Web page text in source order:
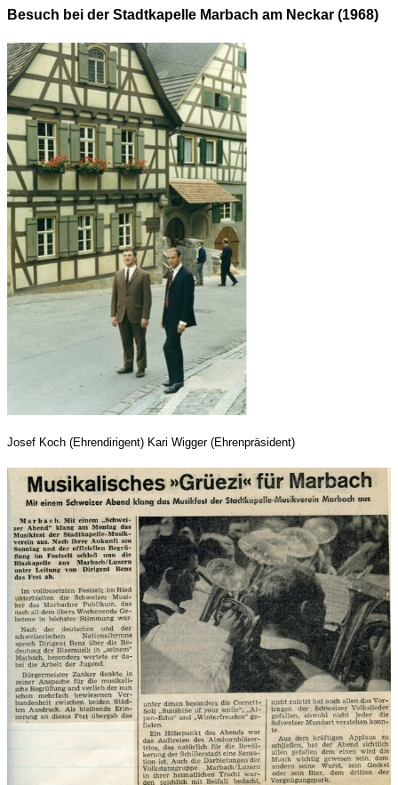
Besuch bei der Stadtkapelle Marbach am Neckar (1968)
Josef Koch (Ehrendirigent) Kari Wigger (Ehrenpräsident)